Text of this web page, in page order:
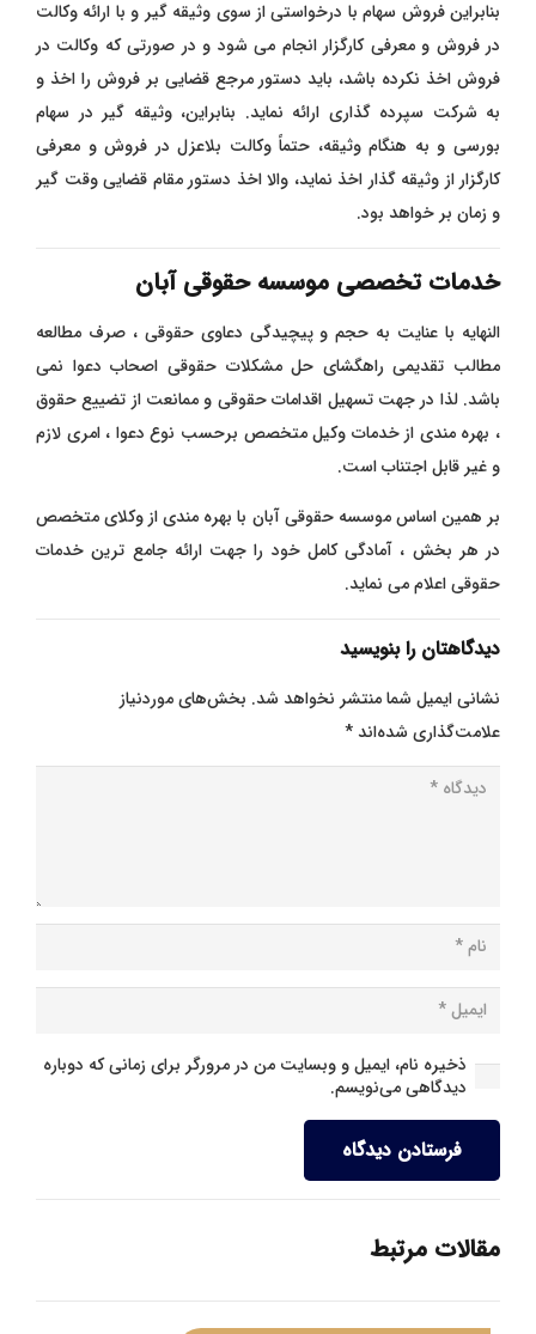
بنابراین فروش سهام با درخواستی از سوی وثیقه‌ گیر و با ارائه وکالت
در فروش و معرفی کارگزار انجام می ‌شود و در صورتی که وکالت در
فروش اخذ نکرده باشد، باید دستور مرجع قضایی بر فروش را اخذ و
به شرکت سپرده ‌گذاری ارائه نماید. بنابراین، وثیقه‌ گیر در سهام
بورسی و به هنگام وثیقه، حتماً وکالت بلاعزل در فروش و معرفی
کارگزار از وثیقه ‌گذار اخذ نماید، والا اخذ دستور مقام قضایی وقت‌ گیر
و زمان ‌بر خواهد بود.
خدمات تخصصی موسسه حقوقی آبان
النهایه با عنایت به حجم و پیچیدگی دعاوی حقوقی ، صرف مطالعه
مطالب تقدیمی راهگشای حل مشکلات حقوقی اصحاب دعوا نمی
باشد. لذا در جهت تسهیل اقدامات حقوقی و ممانعت از تضییع حقوق
، بهره مندی از خدمات وکیل متخصص برحسب نوع دعوا ، امری لازم
و غیر قابل اجتناب است.
بر همین اساس موسسه حقوقی آبان با بهره مندی از وکلای متخصص
در هر بخش ، آمادگی کامل خود را جهت ارائه جامع ترین خدمات
حقوقی اعلام می نماید.
دیدگاهتان را بنویسید
نشانی ایمیل شما منتشر نخواهد شد. بخش‌های موردنیاز
علامت‌گذاری شده‌اند*
ذخیره نام، ایمیل و وبسایت من در مرورگر برای زمانی که دوباره
دیدگاهی می‌نویسم.
فرستادن دیدگاه
مقالات مرتبط